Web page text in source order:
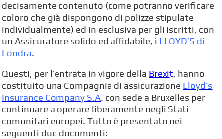
decisamente contenuto (come potranno verificare
coloro che già dispongono di polizze stipulate
individualmente) ed in esclusiva per gli iscritti, con
un Assicuratore solido ed affidabile, i LLOYD’S di
Londra.
Questi, per l’entrata in vigore della Brexit, hanno
costituito una Compagnia di assicurazione Lloyd’s
Insurance Company S.A. con sede a Bruxelles per
continuare a operare liberamente negli Stati
comunitari europei. Tutto è presentato nei
seguenti due documenti: